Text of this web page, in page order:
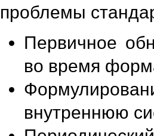
проблемы
Первичное
во время
внутреннюю